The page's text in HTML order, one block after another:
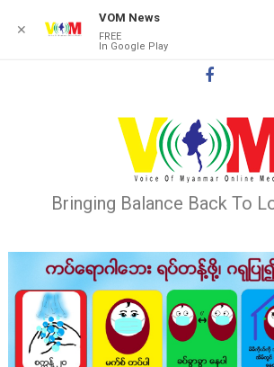
Bringing Balance Back To
✕
VOM News
FREE
In Google Play